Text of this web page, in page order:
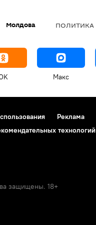
Молдова ПОЛИТИКА
Макс
Реклама
технологий
защищены. 18+